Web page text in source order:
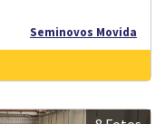
Seminovos Movida